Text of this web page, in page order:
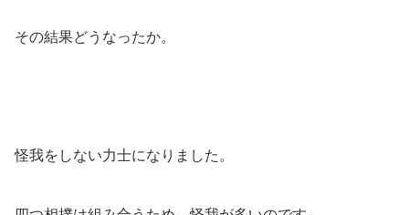
その結果どうなったか。
怪我をしない力士になりました。